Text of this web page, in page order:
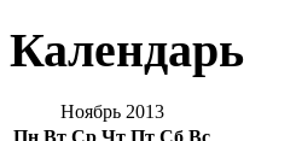
Календарь
Ноябрь 2013
Пн Вт Ср Чт Пт Сб Вс